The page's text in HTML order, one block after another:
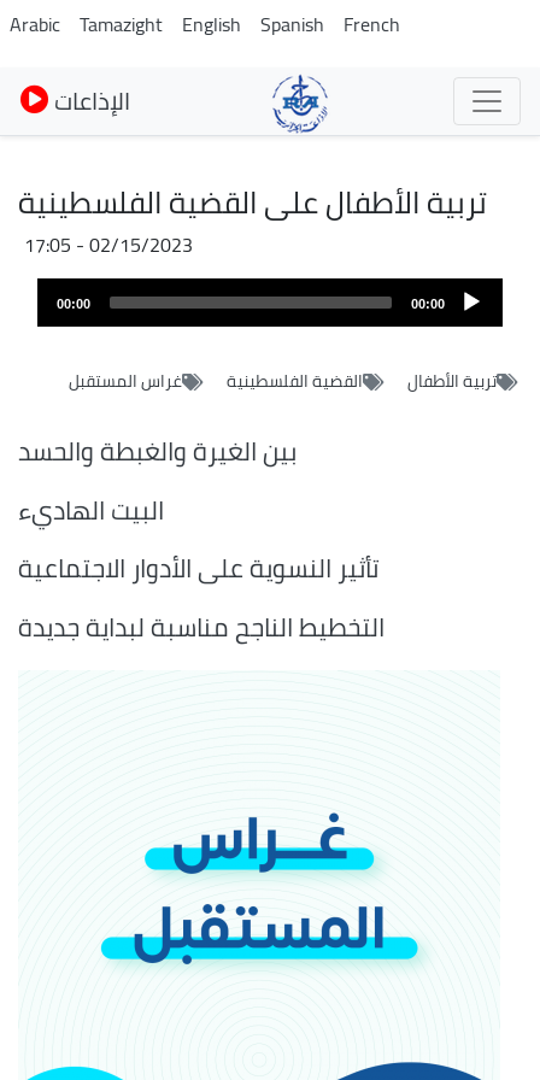
Skip
to
main
content
Arabic Tamazight English Spanish French
الإذاعات
تربية الأطفال على القضية الفلسطينية
02/15/2023 - 17:05
00:00
00:00
تربية الأطفال القضية الفلسطينية غراس المستقبل
بين الغيرة والغبطة والحسد
البيت الهاديء
تأثير النسوية على الأدوار الاجتماعية
التخطيط الناجح مناسبة لبداية جديدة